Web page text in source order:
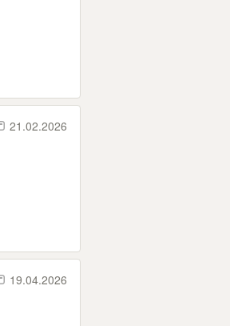
21.02.2026
19.04.2026